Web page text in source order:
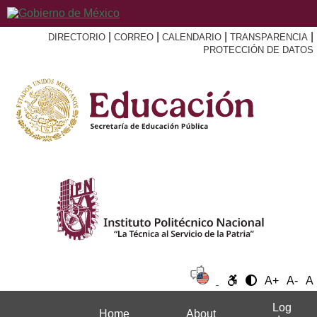
DIRECTORIO CORREO CALENDARIO TRANSPARENCIA
PROTECCIÓN DE DATOS
A+ A- A
Home About
Log